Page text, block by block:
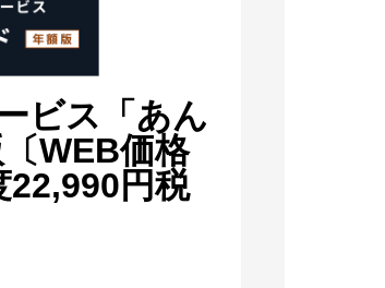
ビス「あん
WEB価格
22,990円税